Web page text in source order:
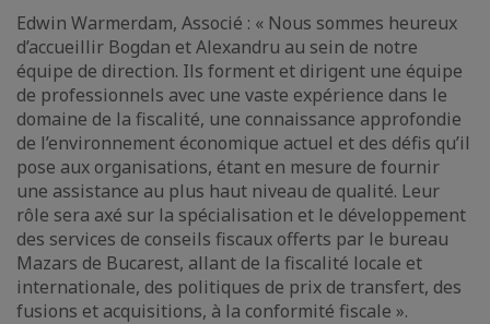
Edwin Warmerdam, Associé : « Nous sommes heureux
d’accueillir Bogdan et Alexandru au sein de notre
équipe de direction. Ils forment et dirigent une équipe
de professionnels avec une vaste expérience dans le
domaine de la fiscalité, une connaissance approfondie
de l’environnement économique actuel et des défis qu’il
pose aux organisations, étant en mesure de fournir
une assistance au plus haut niveau de qualité. Leur
rôle sera axé sur la spécialisation et le développement
des services de conseils fiscaux offerts par le bureau
Mazars de Bucarest, allant de la fiscalité locale et
internationale, des politiques de prix de transfert, des
fusions et acquisitions, à la conformité fiscale ».